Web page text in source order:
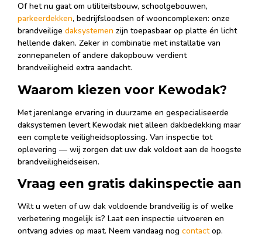
Of het nu gaat om utiliteitsbouw, schoolgebouwen,
parkeerdekken, bedrijfs­loodsen of wooncomplexen: onze
brandveilige daksystemen zijn toepasbaar op platte én licht
hellende daken. Zeker in combinatie met installatie van
zonnepanelen of andere dakopbouw verdient
brandveiligheid extra aandacht.
Waarom kiezen voor Kewodak?
Met jarenlange ervaring in duurzame en gespecialiseerde
daksystemen levert Kewodak niet alleen dakbedekking maar
een complete veiligheidsoplossing. Van inspectie tot
oplevering — wij zorgen dat uw dak voldoet aan de hoogste
brandveiligheidseisen.
Vraag een gratis dakinspectie aan
Wilt u weten of uw dak voldoende brandveilig is of welke
verbetering mogelijk is? Laat een inspectie uitvoeren en
ontvang advies op maat. Neem vandaag nog contactop.